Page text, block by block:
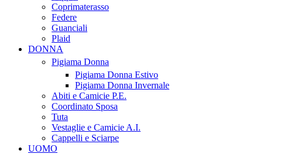
Coprimaterasso
Federe
Guanciali
Plaid
DONNA
Pigiama Donna
Pigiama Donna Estivo
Pigiama Donna Invernale
Abiti e Camicie P.E.
Coordinato Sposa
Tuta
Vestaglie e Camicie A.I.
Cappelli e Sciarpe
UOMO